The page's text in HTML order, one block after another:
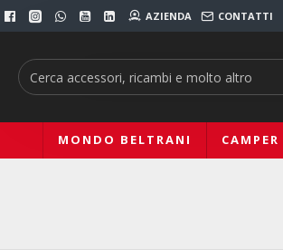
AZIENDA CONTATTI
MONDO BELTRANI